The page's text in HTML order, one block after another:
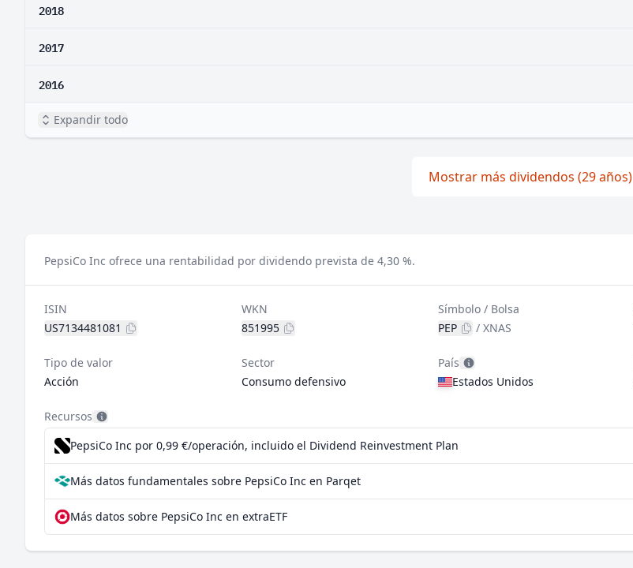
2018
2017
2016
Expandir todo
Mostrar más dividendos (29 años)
PepsiCo Inc ofrece una rentabilidad por dividendo prevista de 4,30 %.
ISIN
US7134481081
WKN
851995
Símbolo / Bolsa
PEP
/XNAS
Tipo de valor
Acción
Sector
Consumo defensivo
País
Estados Unidos
Recursos
PepsiCo Inc por 0,99 €/operación, incluido el Dividend Reinvestment Plan
Más datos fundamentales sobre PepsiCo Inc en Parqet
Más datos sobre PepsiCo Inc en extraETF